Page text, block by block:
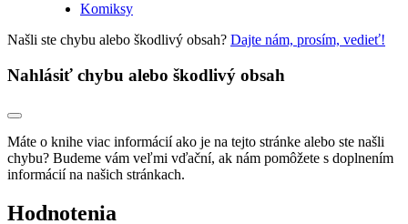
Komiksy
Našli ste chybu alebo škodlivý obsah? Dajte nám, prosím, vedieť!
Nahlásiť chybu alebo škodlivý obsah
Máte o knihe viac informácií ako je na tejto stránke alebo ste našli
chybu? Budeme vám veľmi vďační, ak nám pomôžete s doplnením
informácií na našich stránkach.
Hodnotenia